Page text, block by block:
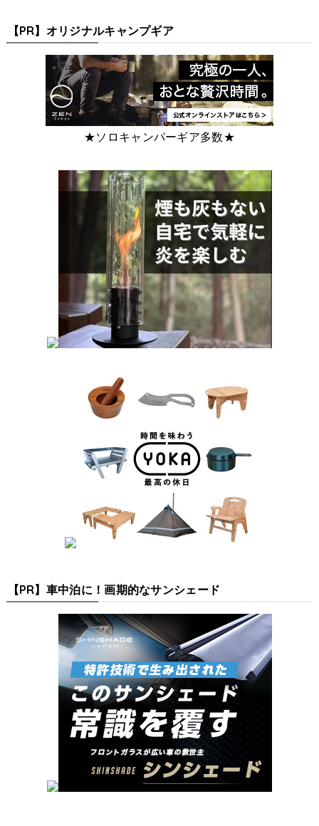
【PR】オリジナルキャンプギア
★ソロキャンパーギア多数★
【PR】車中泊に！画期的なサンシェード